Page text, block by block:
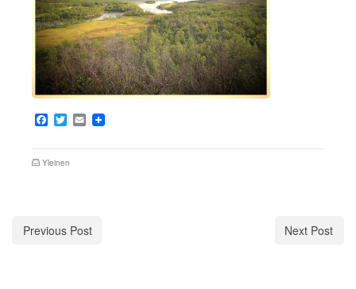
Facebook
Twitter
Email
Yleinen
Previous Post Next Post